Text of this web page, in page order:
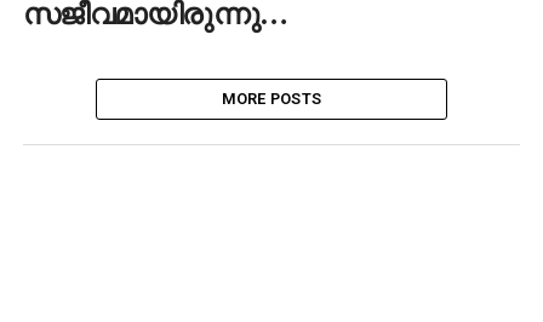
സജീവമായിരുന്നു…
MORE POSTS